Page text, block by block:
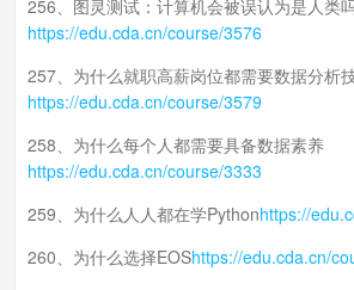
256、图灵测试：计算机会被误认为是人类
https://edu.cda.cn/course/3576
257、为什么就职高薪岗位都需要数据分析
https://edu.cda.cn/course/3579
258、为什么每个人都需要具备数据素养
https://edu.cda.cn/course/3333
259、为什么人人都在学Pythonhttps://
260、为什么选择EOShttps://edu.cda.cn/